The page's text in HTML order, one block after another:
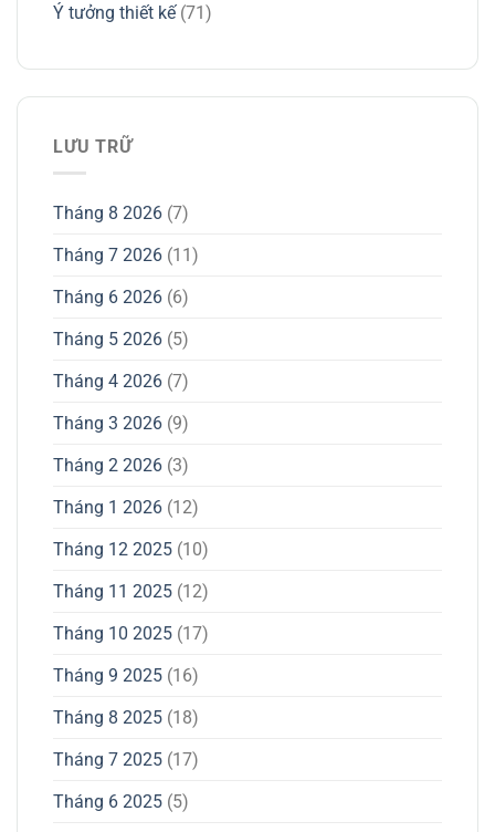
Ý tưởng thiết kế(71)
LƯU TRỮ
Tháng 8 2026 (7)
Tháng 7 2026 (11)
Tháng 6 2026 (6)
Tháng 5 2026 (5)
Tháng 4 2026 (7)
Tháng 3 2026 (9)
Tháng 2 2026 (3)
Tháng 1 2026 (12)
Tháng 12 2025 (10)
Tháng 11 2025 (12)
Tháng 10 2025 (17)
Tháng 9 2025 (16)
Tháng 8 2025 (18)
Tháng 7 2025 (17)
Tháng 6 2025 (5)